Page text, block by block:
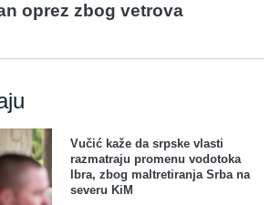
oprez zbog vetrova
Vučić kaže da srpske vlasti
razmatraju promenu vodotoka
Ibra, zbog maltretiranja Srba na
severu KiM